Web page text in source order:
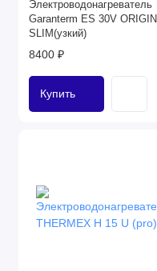
Электроводонагреватель
Garanterm ES 30V ORIGIN
SLIM(узкий)
8400 ₽
Купить